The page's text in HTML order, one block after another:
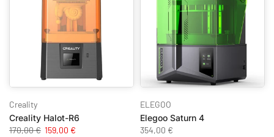
Creality
Creality Halot-R6
170,00 € 159,00 €
ELEGOO
Elegoo Saturn 4
354,00 €